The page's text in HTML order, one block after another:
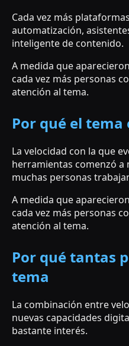
Cada vez más
automatización,
inteligente de contenido.
A medida que
cada vez más personas
atención al tema.
Por qué el tema
La velocidad con la que
herramientas comenzó
muchas personas
A medida que
cada vez más personas
atención al tema.
Por qué tantas
tema
La combinación entre
nuevas capacidades
bastante interés.